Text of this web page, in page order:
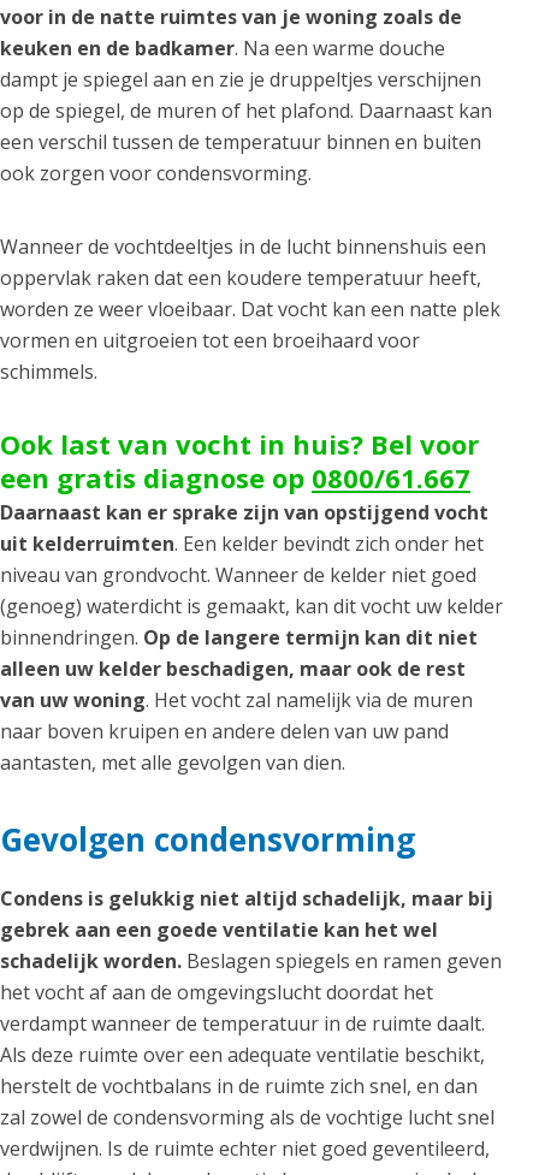
voor in de natte ruimtes van je woning zoals de
keuken en de badkamer. Na een warme douche
dampt je spiegel aan en zie je druppeltjes verschijnen
op de spiegel, de muren of het plafond. Daarnaast kan
een verschil tussen de temperatuur binnen en buiten
ook zorgen voor condensvorming.
Wanneer de vochtdeeltjes in de lucht binnenshuis een
oppervlak raken dat een koudere temperatuur heeft,
worden ze weer vloeibaar. Dat vocht kan een natte plek
vormen en uitgroeien tot een broeihaard voor
schimmels.
Ook last van vocht in huis? Bel voor
een gratis diagnose op 0800/61.667
Daarnaast kan er sprake zijn van opstijgend vocht
uit kelderruimten. Een kelder bevindt zich onder het
niveau van grondvocht. Wanneer de kelder niet goed
(genoeg) waterdicht is gemaakt, kan dit vocht uw kelder
binnendringen. Op de langere termijn kan dit niet
alleen uw kelder beschadigen, maar ook de rest
van uw woning. Het vocht zal namelijk via de muren
naar boven kruipen en andere delen van uw pand
aantasten, met alle gevolgen van dien.
Gevolgen condensvorming
Condens is gelukkig niet altijd schadelijk, maar bij
gebrek aan een goede ventilatie kan het wel
schadelijk worden. Beslagen spiegels en ramen geven
het vocht af aan de omgevingslucht doordat het
verdampt wanneer de temperatuur in de ruimte daalt.
Als deze ruimte over een adequate ventilatie beschikt,
herstelt de vochtbalans in de ruimte zich snel, en dan
zal zowel de condensvorming als de vochtige lucht snel
verdwijnen. Is de ruimte echter niet goed geventileerd,